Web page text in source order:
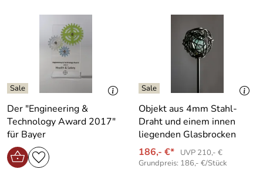
Der "Engineering &
Technology Award 2017"
für Bayer
Objekt aus 4mm Stahl-
Draht und einem innen
liegenden Glasbrocken
186,- €*
UVP 210,- €
Grundpreis: 186,- €/Stück